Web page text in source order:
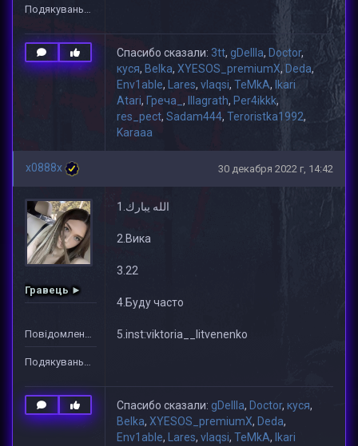
Подякувань: 19
Спасибо сказали: 3tt, gDeIIIa, Doctor,
куся, Belka, XYESOS_premiumX, Deda,
Env1able, Lares, vlaqsi, TeMkA, Ikari
Atari, Греча_ , lllagrath, Per4ikkk,
res_pect, Sadam444, Teroristka1992,
Karaaa
x0888x 30 декабря 2022 г, 14:42
Гравець ►
Повідомлень: 3
Подякувань: 51
1.الله يبارك
2.Вика
3.22
4.Буду часто
5.inst:viktoria__litvenenko
Спасибо сказали: gDeIIIa, Doctor, куся,
Belka, XYESOS_premiumX, Deda,
Env1able, Lares, vlaqsi, TeMkA, Ikari